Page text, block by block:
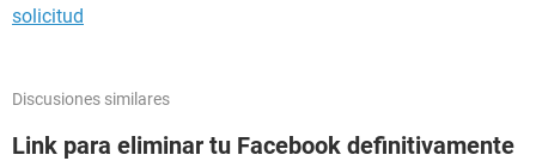
solicitud
Discusiones similares
Link para eliminar tu Facebook definitivamente